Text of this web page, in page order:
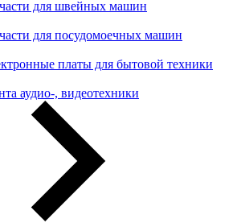
для швейных машин
для посудомоечных машин
платы для бытовой техники
аудио-, видеотехники